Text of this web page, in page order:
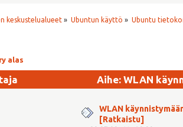
keskustelualueet » Ubuntun käyttö » Ubuntu
alas
Aihe: WLAN
WLAN
[Ratkaistu]